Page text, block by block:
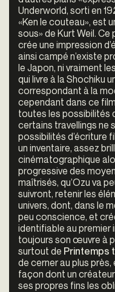
Underworld, sorti en
«Ken le couteau», est
sous» de Kurt Weil.
crée une impression
ainsi campé n’existe
le Japon, ni vraiment
qui livre à la Shochiku
correspondant à la
cependant dans ce
toutes les possibilités
certains travellings ne
possibilités d’écriture
un inventaire, assez
cinématographique
progressive des
maîtrisés, qu’Ozu va
suivront, retenir les
univers, dont, dans le
peu conscience, et
identifiable au
toujours son œuvre à
surtout de Printemps
de cerner au plus
façon dont un
ses propres fins les